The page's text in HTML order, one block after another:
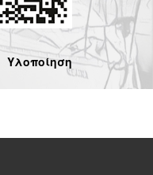
Υλοποίηση